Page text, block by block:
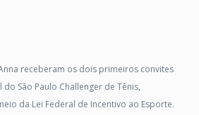
receberam os dois primeiros convites
São Paulo Challenger de Tênis,
da Lei Federal de Incentivo ao Esporte.